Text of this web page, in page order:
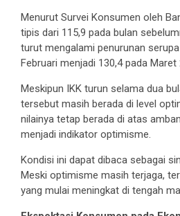
Menurut Survei Konsumen oleh
tipis dari 115,9 pada bulan
turut mengalami penurunan
Februari menjadi 130,4 pada Maret
Meskipun IKK turun selama dua
tersebut masih berada di level
nilainya tetap berada di atas
menjadi indikator optimisme.
Kondisi ini dapat dibaca sebagai
Meski optimisme masih terjaga,
yang mulai meningkat di tengah